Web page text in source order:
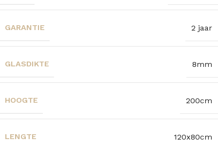
GARANTIE 2 jaar
GLASDIKTE 8mm
HOOGTE 200cm
LENGTE 120x80cm